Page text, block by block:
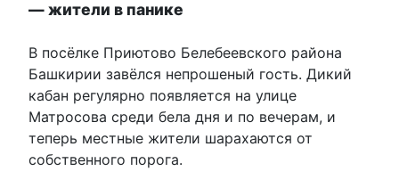
— жители в панике
В посёлке Приютово Белебеевского района
Башкирии завёлся непрошеный гость. Дикий
кабан регулярно появляется на улице
Матросова среди бела дня и по вечерам, и
теперь местные жители шарахаются от
собственного порога.